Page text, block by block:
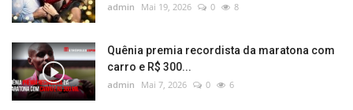
admin Mai 19, 2026 0 8
Quênia premia recordista da maratona com
carro e R$ 300...
admin Mai 7, 2026 0 6